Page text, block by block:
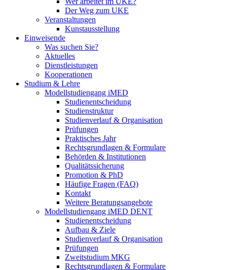
Der Weg zum UKE
Veranstaltungen
Kunstausstellung
Einweisende
Was suchen Sie?
Aktuelles
Dienstleistungen
Kooperationen
Studium & Lehre
Modellstudiengang iMED
Studienentscheidung
Studienstruktur
Studienverlauf & Organisation
Prüfungen
Praktisches Jahr
Rechtsgrundlagen & Formulare
Behörden & Institutionen
Qualitätssicherung
Promotion & PhD
Häufige Fragen (FAQ)
Kontakt
Weitere Beratungsangebote
Modellstudiengang iMED DENT
Studienentscheidung
Aufbau & Ziele
Studienverlauf & Organisation
Prüfungen
Zweitstudium MKG
Rechtsgrundlagen & Formulare